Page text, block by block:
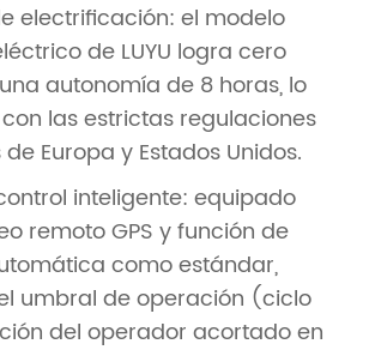
electrificación: el modelo
de LUYU logra cero
autonomía de 8 horas, lo
las estrictas regulaciones
Europa y Estados Unidos.
inteligente: equipado
remoto GPS y función de
como estándar,
umbral de operación (ciclo
del operador acortado en